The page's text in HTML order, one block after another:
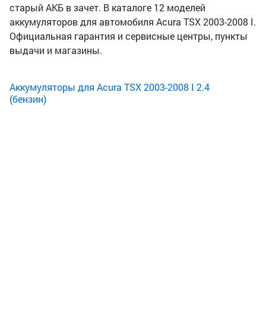
старый АКБ в зачет. В каталоге 12 моделей
аккумуляторов для автомобиля Acura TSX 2003-2008 I.
Официальная гарантия и сервисные центры, пункты
выдачи и магазины.
Аккумуляторы для Acura TSX 2003-2008 I 2.4
(бензин)